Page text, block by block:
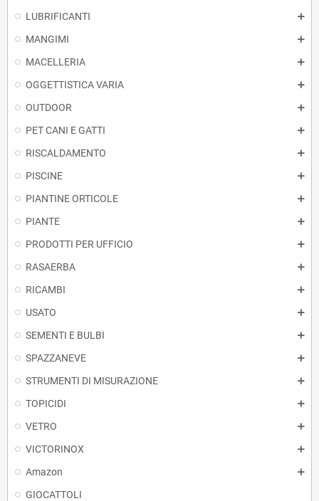
LUBRIFICANTI
MANGIMI
MACELLERIA
OGGETTISTICA VARIA
OUTDOOR
PET CANI E GATTI
RISCALDAMENTO
PISCINE
PIANTINE ORTICOLE
PIANTE
PRODOTTI PER UFFICIO
RASAERBA
RICAMBI
USATO
SEMENTI E BULBI
SPAZZANEVE
STRUMENTI DI MISURAZIONE
TOPICIDI
VETRO
VICTORINOX
Amazon
GIOCATTOLI